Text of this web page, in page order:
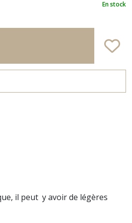
En stock
Mimi del Sury.
il peut y avoir de légères